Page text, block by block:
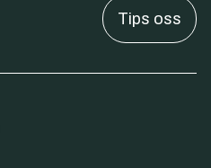
Tips oss